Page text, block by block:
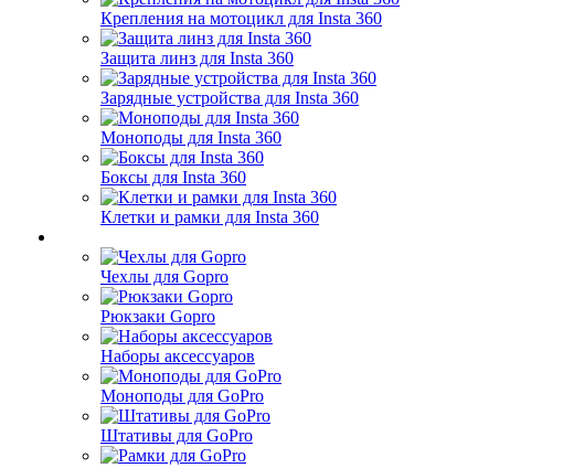
Крепления на мотоцикл для Insta 360
Защита линз для Insta 360
Зарядные устройства для Insta 360
Моноподы для Insta 360
Боксы для Insta 360
Клетки и рамки для Insta 360
Чехлы для Gopro
Рюкзаки Gopro
Наборы аксессуаров
Моноподы для GoPro
Штативы для GoPro